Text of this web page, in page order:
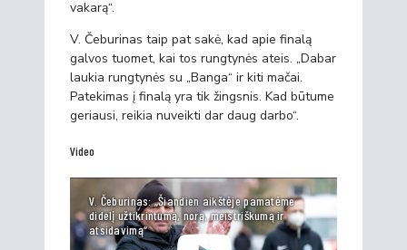
vakarą“.
V. Čeburinas taip pat sakė, kad apie finalą
galvos tuomet, kai tos rungtynės ateis. „Dabar
laukia rungtynės su „Banga“ ir kiti mačai.
Patekimas į finalą yra tik žingsnis. Kad būtume
geriausi, reikia nuveikti dar daug darbo“.
Video
V. Čeburinas: „Šiandien aikštėje pamatėme
didelį užtikrintumą, norą, meistriškumą ir
atsidavimą“